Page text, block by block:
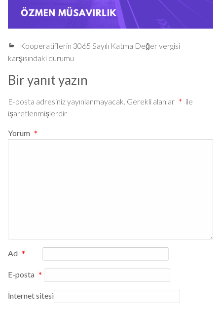
Kooperatiflerin 3065 Sayılı Katma Değer vergisi
karşısındaki durumu
Bir yanıt yazın
E-posta adresiniz yayınlanmayacak. Gerekli alanlar * ile
işaretlenmişlerdir
Yorum *
Ad *
E-posta *
İnternet sitesi